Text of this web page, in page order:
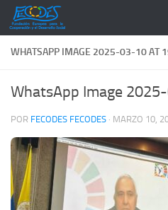
Saltar al contenido
WHATSAPP IMAGE 2025-03-10 AT
WhatsApp Image
POR FECODES FECODES · MARZO 10,